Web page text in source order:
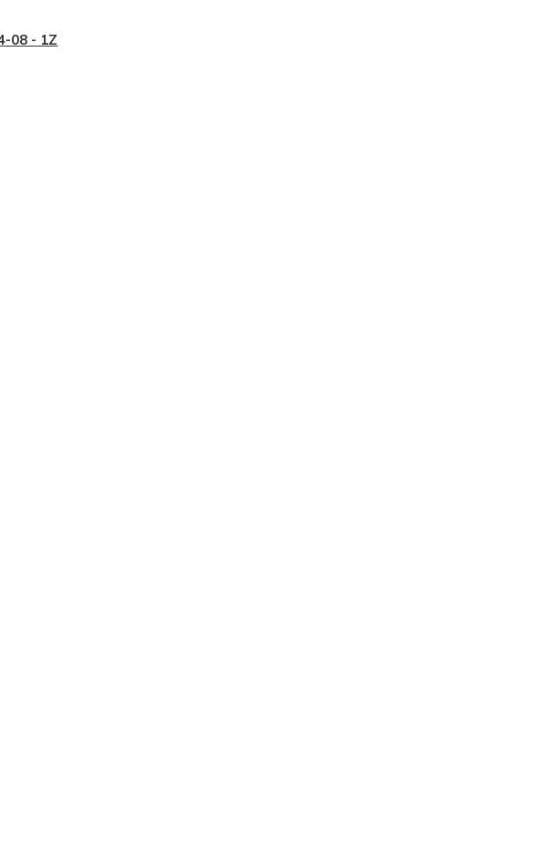
08 - 1Z